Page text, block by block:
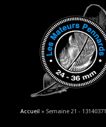
Vous êtes ici
Accueil » Semaine 21 - 13140371